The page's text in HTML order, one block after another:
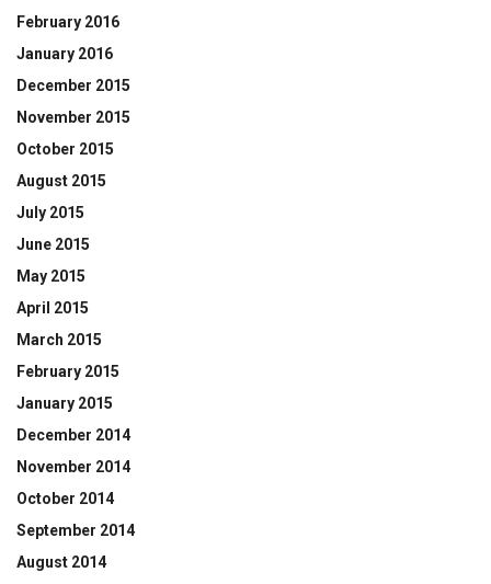
February 2016
January 2016
December 2015
November 2015
October 2015
August 2015
July 2015
June 2015
May 2015
April 2015
March 2015
February 2015
January 2015
December 2014
November 2014
October 2014
September 2014
August 2014